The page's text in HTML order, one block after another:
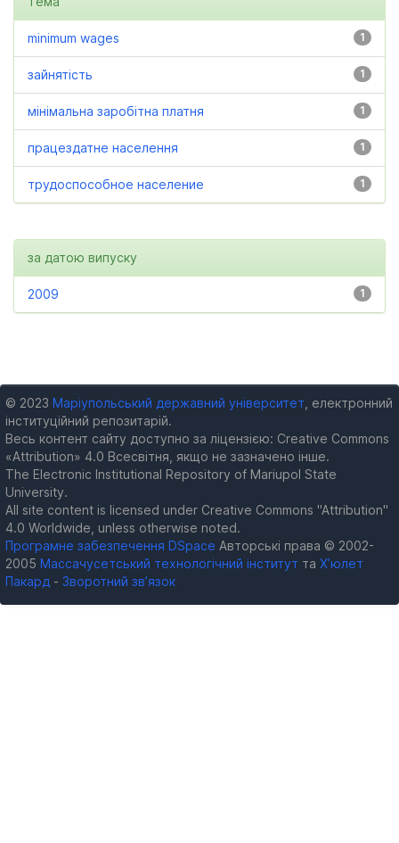
1
minimum wages
1
зайнятість
1
мінімальна заробітна платня
1
працездатне населення
1
трудоспособное население
за датою випуску
1
2009
© 2023 Маріупольський державний університет , електронний
інституційний репозитарій.
Весь контент сайту доступно за ліцензією: Creative Commons
«Attribution» 4.0 Всесвітня, якщо не зазначено інше.
The Electronic Institutional Repository of Mariupol State
University.
All site content is licensed under Creative Commons "Attribution"
4.0 Worldwide, unless otherwise noted.
Програмне забезпечення DSpace Авторські права © 2002-
2005 Массачусетський технологічний інститут та Х’юлет
Пакард - Зворотний зв’язок